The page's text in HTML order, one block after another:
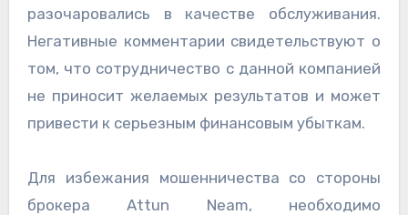
разочаровались в качестве обслуживания.
Негативные комментарии свидетельствуют о
том, что сотрудничество с данной компанией
не приносит желаемых результатов и может
привести к серьезным финансовым убыткам.
Для избежания мошенничества со стороны
брокера Attun Neam, необходимо